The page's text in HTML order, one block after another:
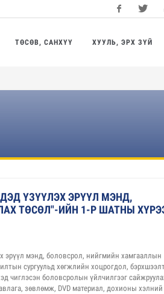
ТӨСӨВ, САНХҮҮ ХУУЛЬ, ЭРХ ЗҮЙ
ҮЗҮҮЛЭХ ЭРҮҮЛ МЭНД,
ТӨСӨЛ"-ИЙН 1-Р ШАТНЫ
эрүүл мэнд, боловсрол, нийгмийн хамгааллын
сургуульд хөгжлийн хоцрогдол,
чиглэсэн боловсролын үйлчилгээг
зөвлөмж, DVD материал, дохионы хэлний